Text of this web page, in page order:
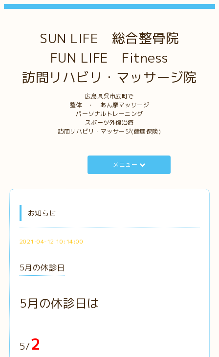
SUN LIFE 総合整骨院
FUN LIFE Fitness
訪問リハビリ・マッサージ院
広島県呉市広町で
整体 ・ あん摩マッサージ
パーソナルトレーニング
スポーツ外傷治療
訪問リハビリ・マッサージ(健康保険)
メニュー
お知らせ
2021-04-12 10:14:00
5月の休診日
5月の休診日は
5/2